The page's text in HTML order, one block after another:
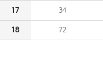
17 34
18 72